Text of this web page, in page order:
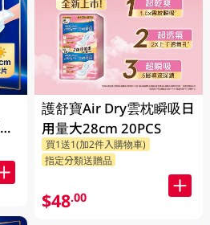
護舒寶Air Dry雲枕瞬吸日
用量大28cm 20PCS
買1送1(加2件入購物車)
指定分類送贈品
$48.00